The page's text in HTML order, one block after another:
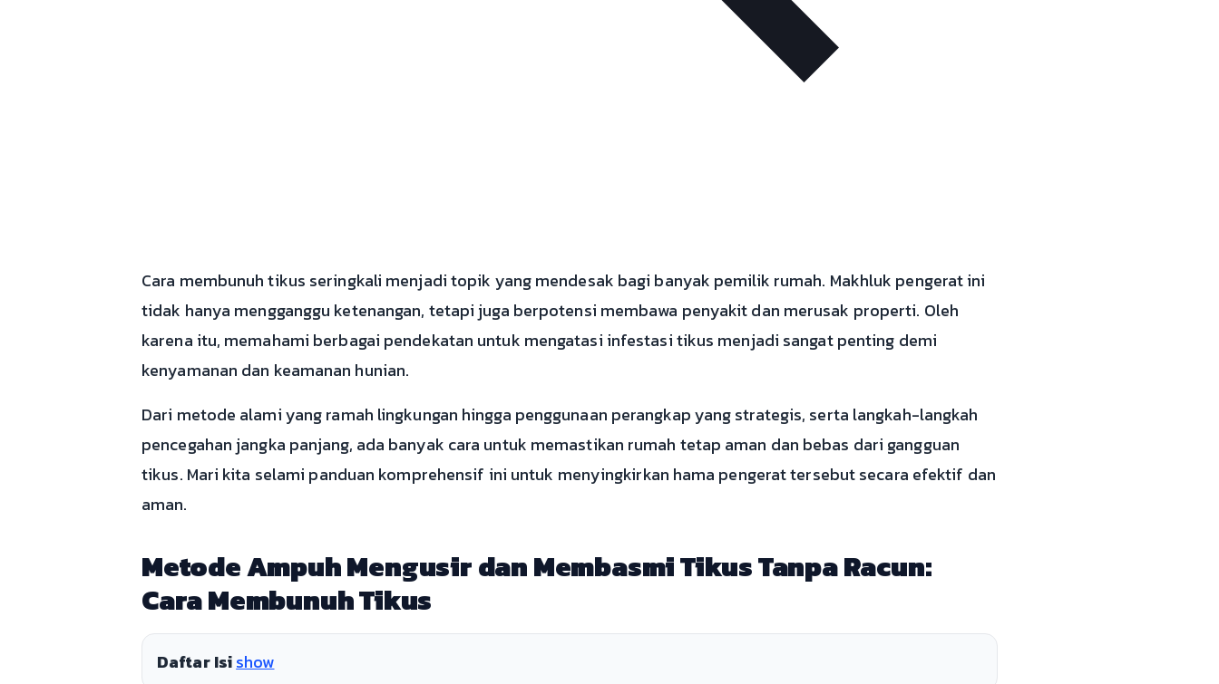
Cara membunuh tikus seringkali menjadi topik yang mendesak bagi banyak pemilik rumah. Makhluk pengerat ini
tidak hanya mengganggu ketenangan, tetapi juga berpotensi membawa penyakit dan merusak properti. Oleh
karena itu, memahami berbagai pendekatan untuk mengatasi infestasi tikus menjadi sangat penting demi
kenyamanan dan keamanan hunian.
Dari metode alami yang ramah lingkungan hingga penggunaan perangkap yang strategis, serta langkah-langkah
pencegahan jangka panjang, ada banyak cara untuk memastikan rumah tetap aman dan bebas dari gangguan
tikus. Mari kita selami panduan komprehensif ini untuk menyingkirkan hama pengerat tersebut secara efektif dan
aman.
Metode Ampuh Mengusir dan Membasmi Tikus Tanpa Racun:
Cara Membunuh Tikus
Daftar Isishow